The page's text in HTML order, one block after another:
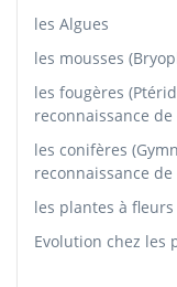
les Algues
les mousses
les fougères
reconnaissance
les conifères
reconnaissance
les plantes à
Evolution chez les